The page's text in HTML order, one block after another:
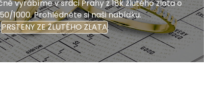
vyrábíme v srdci Prahy z 18k žlutého zlata o
1000. Prohlédněte si naši nabídku.
PRSTENY ZE ŽLUTÉHO ZLATA